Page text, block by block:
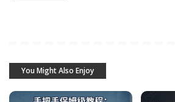
You Might Also Enjoy